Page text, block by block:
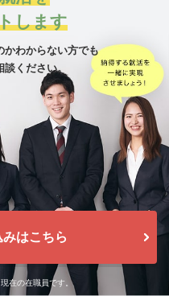
します
かわからない方でも
談ください。
はこちら
在の在職員です。